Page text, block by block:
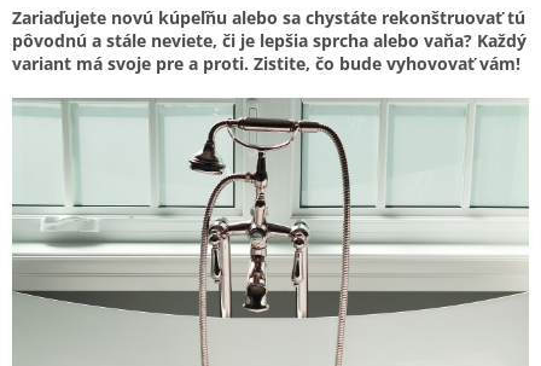
Zariaďujete novú kúpeľňu alebo sa chystáte rekonštruovať tú
pôvodnú a stále neviete, či je lepšia sprcha alebo vaňa? Každý
variant má svoje pre a proti. Zistite, čo bude vyhovovať vám!